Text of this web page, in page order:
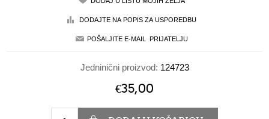
Jedninični proizvod: 124723
€35,00